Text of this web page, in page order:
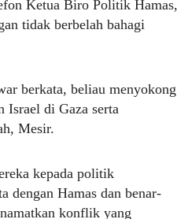
Ketua Biro Politik Hamas,
tidak berbelah bahagi
berkata, beliau menyokong
Israel di Gaza serta
Mesir.
kepada politik
dengan Hamas dan benar-
konflik yang